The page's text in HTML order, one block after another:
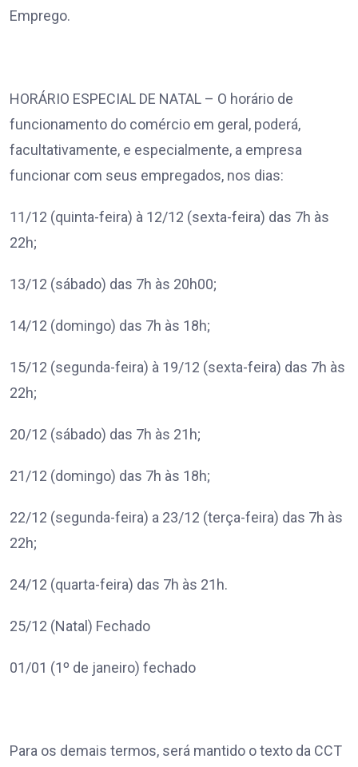
Emprego.
HORÁRIO ESPECIAL DE NATAL – O horário de
funcionamento do comércio em geral, poderá,
facultativamente, e especialmente, a empresa
funcionar com seus empregados, nos dias:
11/12 (quinta-feira) à 12/12 (sexta-feira) das 7h às
22h;
13/12 (sábado) das 7h às 20h00;
14/12 (domingo) das 7h às 18h;
15/12 (segunda-feira) à 19/12 (sexta-feira) das 7h às
22h;
20/12 (sábado) das 7h às 21h;
21/12 (domingo) das 7h às 18h;
22/12 (segunda-feira) a 23/12 (terça-feira) das 7h às
22h;
24/12 (quarta-feira) das 7h às 21h.
25/12 (Natal) Fechado
01/01 (1º de janeiro) fechado
Para os demais termos, será mantido o texto da CCT